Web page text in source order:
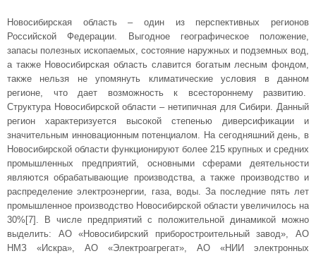
Новосибирская область – один из перспективных регионов
Российской Федерации. Выгодное географическое положение,
запасы полезных ископаемых, состояние наружных и подземных вод,
а также Новосибирская область славится богатым лесным фондом,
также нельзя не упомянуть климатические условия в данном
регионе, что дает возможность к всестороннему развитию.
Структура Новосибирской области – нетипичная для Сибири. Данный
регион характеризуется высокой степенью диверсификации и
значительным инновационным потенциалом. На сегодняшний день, в
Новосибирской области функционируют более 215 крупных и средних
промышленных предприятий, основными сферами деятельности
являются обрабатывающие производства, а также производство и
распределение электроэнергии, газа, воды. За последние пять лет
промышленное производство Новосибирской области увеличилось на
30%[7]. В числе предприятий с положительной динамикой можно
выделить: АО «Новосибирский приборостроительный завод», АО
НМЗ «Искра», АО «Электроагрегат», АО «НИИ электронных